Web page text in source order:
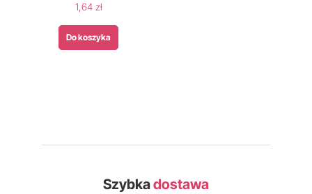
1,64 zł
Do koszyka
Szybkadostawa